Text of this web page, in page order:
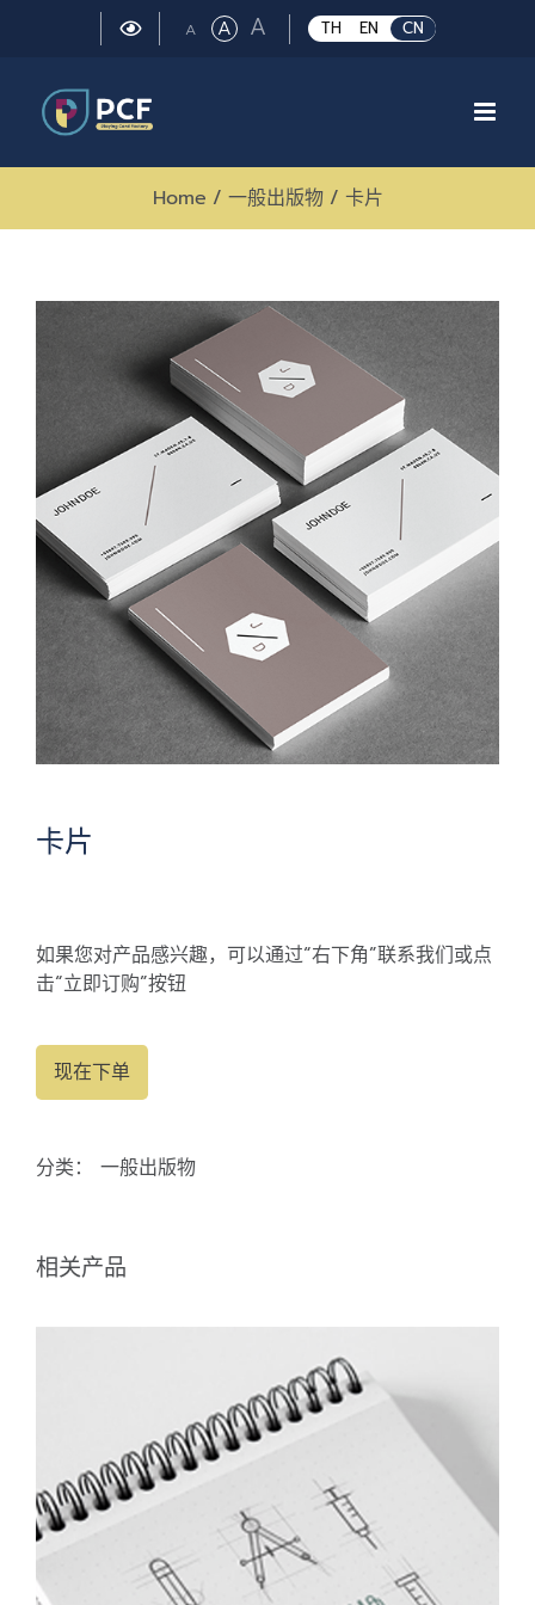
TH EN CN
A Small
ARegular
ALarge
font
Home / 一般出版物 / 卡片
卡片
如果您对产品感兴趣，可以通过“右下角”联系我们或点
击“立即订购”按钮
现在下单
分类： 一般出版物
相关产品